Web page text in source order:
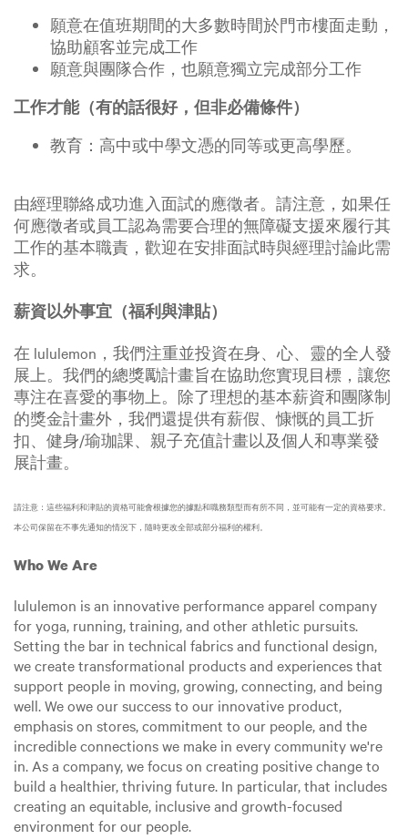
願意在值班期間的大多數時間於門市樓面走動，
協助顧客並完成工作
願意與團隊合作，也願意獨立完成部分工作
工作才能（有的話很好，但非必備條件）
教育：高中或中學文憑的同等或更高學歷。
由經理聯絡成功進入面試的應徵者。請注意，如果任
何應徵者或員工認為需要合理的無障礙支援來履行其
工作的基本職責，歡迎在安排面試時與經理討論此需
求。
薪資以外事宜（福利與津貼）
在 lululemon，我們注重並投資在身、心、靈的全人發
展上。我們的總獎勵計畫旨在協助您實現目標，讓您
專注在喜愛的事物上。除了理想的基本薪資和團隊制
的獎金計畫外，我們還提供有薪假、慷慨的員工折
扣、健身/瑜珈課、親子充值計畫以及個人和專業發
展計畫。
請注意：這些福利和津貼的資格可能會根據您的據點和職務類型而有所不同，並可能有一定的資格要求。
本公司保留在不事先通知的情況下，隨時更改全部或部分福利的權利。
Who We Are
lululemon is an innovative performance apparel company
for yoga, running, training, and other athletic pursuits.
Setting the bar in technical fabrics and functional design,
we create transformational products and experiences that
support people in moving, growing, connecting, and being
well. We owe our success to our innovative product,
emphasis on stores, commitment to our people, and the
incredible connections we make in every community we're
in. As a company, we focus on creating positive change to
build a healthier, thriving future. In particular, that includes
creating an equitable, inclusive and growth-focused
environment for our people.